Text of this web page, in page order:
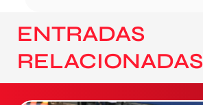
ENTRADAS
RELACIONADAS